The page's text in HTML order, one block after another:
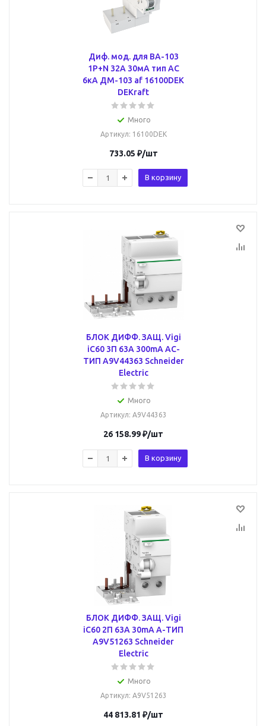
Диф. мод. для ВА-103
1Р+N 32А 30мА тип AC
6кА ДМ-103 af 16100DEK
DEKraft
Много
Артикул: 16100DEK
733.05 ₽/шт
В корзину
БЛОК ДИФФ. ЗАЩ. Vigi
iC60 3П 63A 300mA AC-
ТИП A9V44363 Schneider
Electric
Много
Артикул: A9V44363
26 158.99₽/шт
В корзину
БЛОК ДИФФ. ЗАЩ. Vigi
iC60 2П 63A 30mA A-ТИП
A9V51263 Schneider
Electric
Много
Артикул: A9V51263
44 813.81 ₽/шт